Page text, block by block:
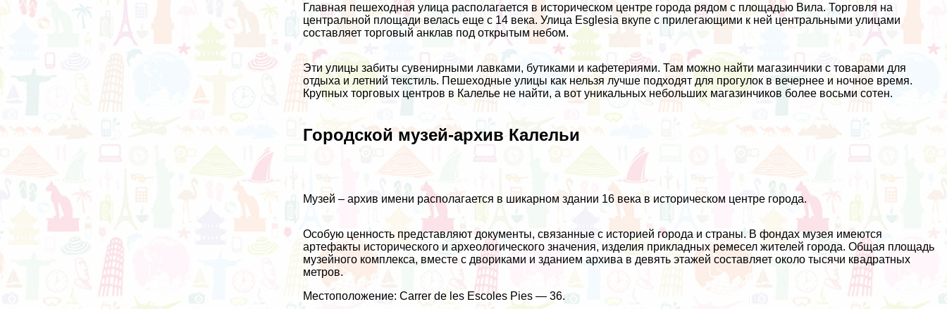
Главная пешеходная улица располагается в историческом центре города рядом с площадью Вила. Торговля на
центральной площади велась еще с 14 века. Улица Esglesia вкупе с прилегающими к ней центральными улицами
составляет торговый анклав под открытым небом.
Эти улицы забиты сувенирными лавками, бутиками и кафетериями. Там можно найти магазинчики с товарами для
отдыха и летний текстиль. Пешеходные улицы как нельзя лучше подходят для прогулок в вечернее и ночное время.
Крупных торговых центров в Калелье не найти, а вот уникальных небольших магазинчиков более восьми сотен.
Городской музей-архив Калельи
Музей – архив имени располагается в шикарном здании 16 века в историческом центре города.
Особую ценность представляют документы, связанные с историей города и страны. В фондах музея имеются
артефакты исторического и археологического значения, изделия прикладных ремесел жителей города. Общая площадь
музейного комплекса, вместе с двориками и зданием архива в девять этажей составляет около тысячи квадратных
метров.
Местоположение: Carrer de les Escoles Pies — 36.